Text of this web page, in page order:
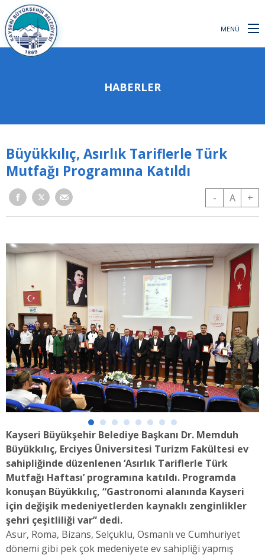
MENÜ
HABERLER
Büyükkılıç, Asırlık Tariflerle Türk
Mutfağı Programına Katıldı
- A +
Kayseri Büyükşehir Belediye Başkanı Dr. Memduh
Büyükkılıç, Erciyes Üniversitesi Turizm Fakültesi ev
sahipliğinde düzenlenen ‘Asırlık Tariflerle Türk
Mutfağı Haftası’ programına katıldı. Programda
konuşan Büyükkılıç, “Gastronomi alanında Kayseri
için değişik medeniyetlerden kaynaklı zenginlikler
şehri çeşitliliği var” dedi.
Asur, Roma, Bizans, Selçuklu, Osmanlı ve Cumhuriyet
dönemi gibi pek çok medeniyete ev sahipliği yapmış